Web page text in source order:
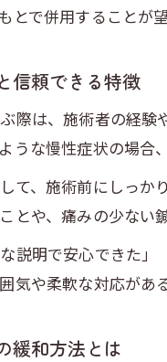
とで併用することが
信頼できる特徴
際は、施術者の経
うな慢性症状の場合
て、施術前にしっか
とや、痛みの少ない
説明で安心できた
気や柔軟な対応があ
緩和方法とは